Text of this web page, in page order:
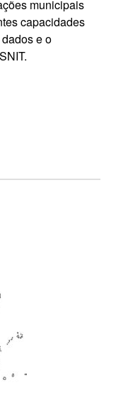
municipais
capacidades
e o